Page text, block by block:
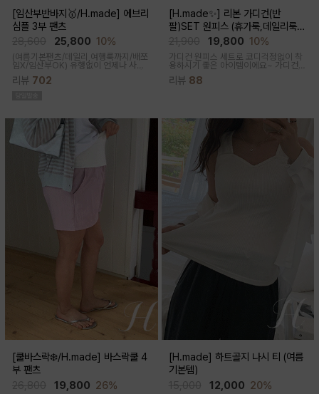
[임산부반바지🥇/H.made] 에브리
심플 3부 팬츠
25,800 10%
(여름기본팬츠/데일리,여행룩까지/배쪼
임X/임산부OK) 유행없이 언제나 사랑
받는 BASIC! 심플하고 베이직한 디자
인이라유행 걱정 없이 매 시즌마다꺼내
리뷰 702
[H.made✨] 리본 가디건(반
팔)SET 원피스 (휴가룩,데일리룩/
체형완벽커버/임산부,출산후 누구나
OK)
19,800 10%
가디건 원피스 세트로 코디걱정없이 착
용하시기 좋은 아이템이에요~ 가디건
꾸안꾸룩으로 활용하기 좋아요
리뷰 88
[쿨바스락❄️/H.made] 바스락쿨 4
부 팬츠
19,800 26%
[H.made] 하트골지 나시 티 (여름
기본템)
12,000 20%